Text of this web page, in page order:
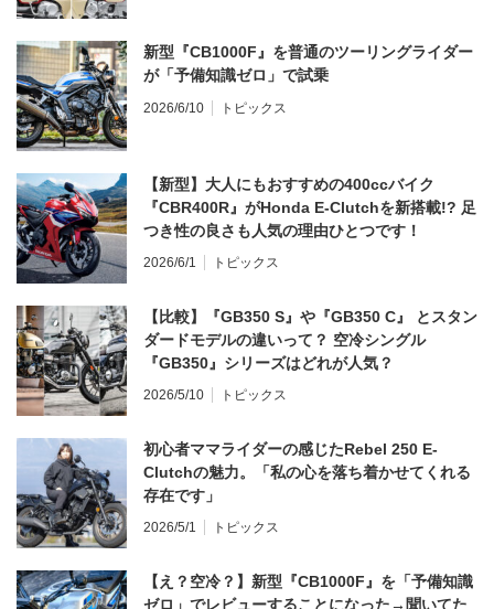
新型『CB1000F』を普通のツーリングライダー
が「予備知識ゼロ」で試乗
2026/6/10 トピックス
【新型】大人にもおすすめの400ccバイク
『CBR400R』がHonda E-Clutchを新搭載!? 足
つき性の良さも人気の理由ひとつです！
2026/6/1 トピックス
【比較】『GB350 S』や『GB350 C』 とスタン
ダードモデルの違いって？ 空冷シングル
『GB350』シリーズはどれが人気？
2026/5/10 トピックス
初心者ママライダーの感じたRebel 250 E-
Clutchの魅力。「私の心を落ち着かせてくれる
存在です」
2026/5/1 トピックス
【え？空冷？】新型『CB1000F』を「予備知識
ゼロ」でレビューすることになった→聞いてた